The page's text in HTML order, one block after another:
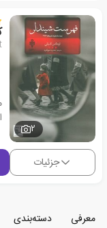
2
جزئیات
معرفی دسته‌بندی